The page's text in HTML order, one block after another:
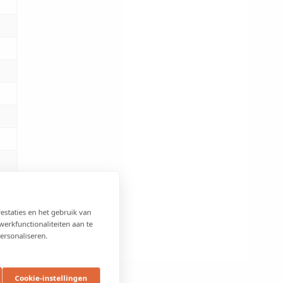
en het gebruik van
aan te
Cookie-instellingen